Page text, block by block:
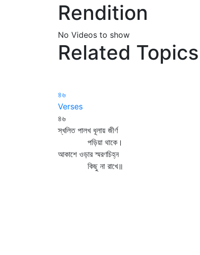
Rendition
No Videos to show
Related Topics
৪৬
Verses
৪৬
স্খলিত পালখ ধূলায় জীর্ণ
পড়িয়া থাকে।
আকাশে ওড়ার স্মরণচিহ্ন
কিছু না রাখে॥